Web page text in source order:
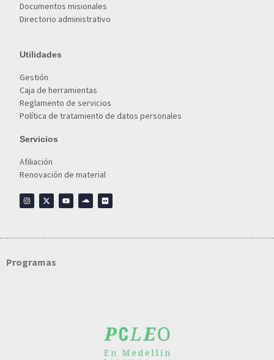
Documentos misionales
Directorio administrativo
Utilidades
Gestión
Caja de herramientas
Reglamento de servicios
Política de tratamiento de datos personales
Servicios
Afiliación
Renovación de material
Programas